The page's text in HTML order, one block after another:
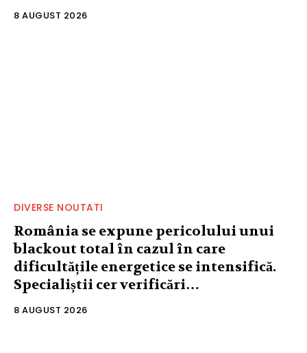
8 AUGUST 2026
DIVERSE NOUTATI
România se expune pericolului unui
blackout total în cazul în care
dificultățile energetice se intensifică.
Specialiștii cer verificări…
8 AUGUST 2026